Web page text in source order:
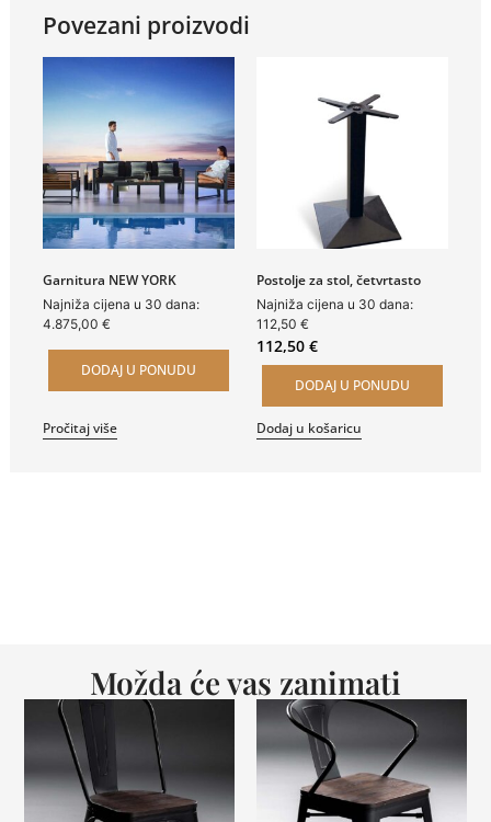
Povezani proizvodi
Garnitura NEW YORK
Najniža cijena u 30 dana:
4.875,00 €
DODAJ U PONUDU
Pročitaj više
Postolje za stol, četvrtasto
Najniža cijena u 30 dana:
112,50 €
112,50 €
DODAJ U PONUDU
Dodaj u košaricu
Možda će vas zanimati